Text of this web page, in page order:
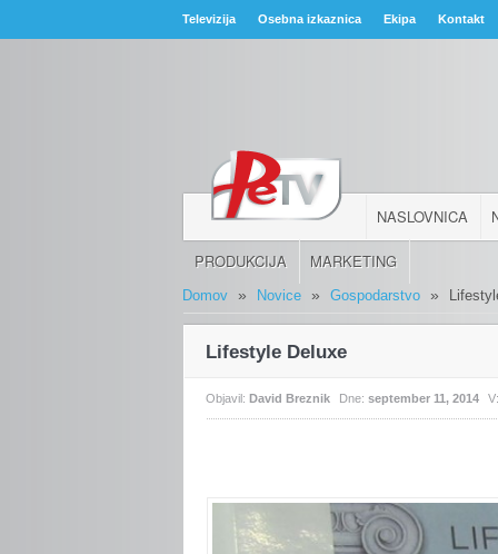
Televizija Osebna izkaznica Ekipa Kontakt
NASLOVNICA
PRODUKCIJA MARKETING
Domov » Novice » Gospodarstvo »
Lifestyle Deluxe
Objavil:David Breznik Dne:september 11, 2014